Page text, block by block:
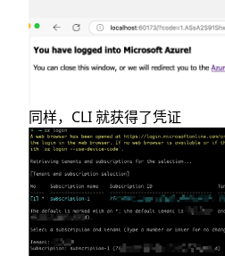
同样，CLI 就获得了凭证